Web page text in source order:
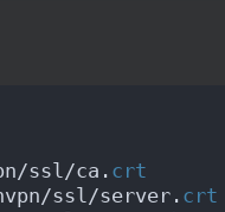
ssl/ca.crt
ssl/server. crt